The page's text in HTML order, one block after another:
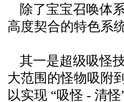
除了宝宝召唤体
高度契合的特色系统
其一是超级吸怪
大范围的怪物吸附
以实现 “吸怪 - 清